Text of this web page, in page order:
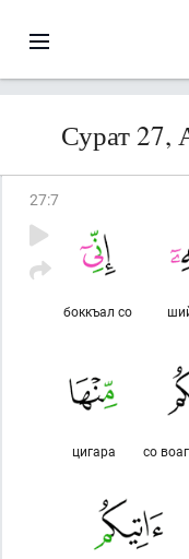
Сурат 27,
27:7
боккъал со
со
цигара